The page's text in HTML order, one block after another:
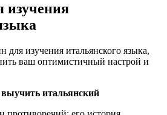
изучения
для изучения итальянского языка,
ваш оптимистичный настрой и
итальянский